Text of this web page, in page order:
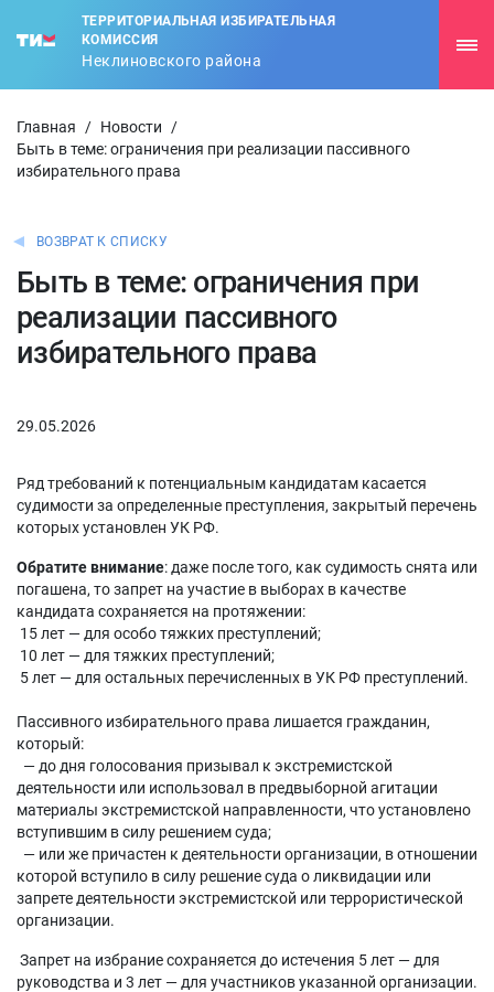
ТЕРРИТОРИАЛЬНАЯ ИЗБИРАТЕЛЬНАЯ
КОМИССИЯ
Неклиновского района
Главная / Новости
/
Быть в теме: ограничения при реализации пассивного
избирательного права
ВОЗВРАТ К СПИСКУ
Быть в теме: ограничения при
реализации пассивного
избирательного права
29.05.2026
Ряд требований к потенциальным кандидатам касается
судимости за определенные преступления, закрытый перечень
которых установлен УК РФ.
Обратите внимание: даже после того, как судимость снята или
погашена, то запрет на участие в выборах в качестве
кандидата сохраняется на протяжении:
15 лет — для особо тяжких преступлений;
10 лет — для тяжких преступлений;
5 лет — для остальных перечисленных в УК РФ преступлений.
Пассивного избирательного права лишается гражданин,
который:
— до дня голосования призывал к экстремистской
деятельности или использовал в предвыборной агитации
материалы экстремистской направленности, что установлено
вступившим в силу решением суда;
— или же причастен к деятельности организации, в отношении
которой вступило в силу решение суда о ликвидации или
запрете деятельности экстремистской или террористической
организации.
Запрет на избрание сохраняется до истечения 5 лет — для
руководства и 3 лет — для участников указанной организации.